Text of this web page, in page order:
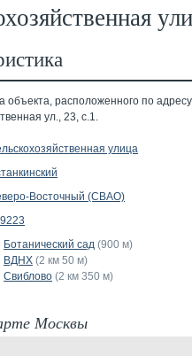
объекта, расположенного по
ул., 23, с.1.
улица
Восточный (СВАО)
Ботанический сад (900 м)
ВДНХ (2 км 50 м)
Свиблово (2 км 350 м)
Москвы